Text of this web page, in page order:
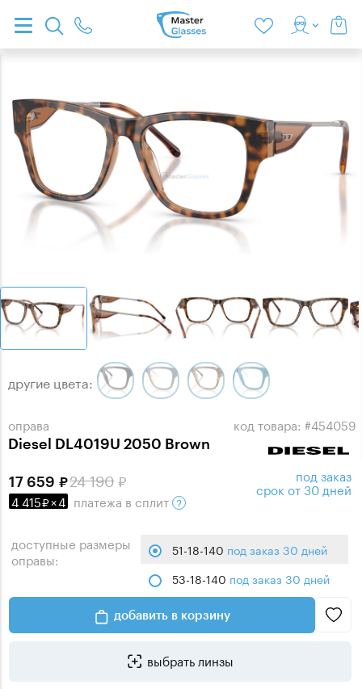
оправа
Diesel DL4019U 2050 Brown
код товара: #454059
другие цвета:
24 190
17 659
4 415 ×4 платежа в сплит
под заказ
срок от 30 дней
доступные размеры
оправы:
51-18-140 под заказ 30 дней
53-18-140 под заказ 30 дней
добавить в корзину
выбрать линзы